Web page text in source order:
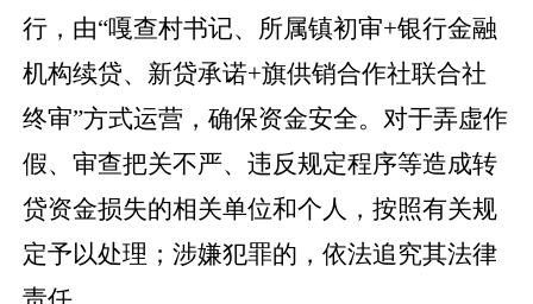
行，由“嘎查村书记、所属镇初审+银行金融
机构续贷、新贷承诺+旗供销合作社联合社
终审”方式运营，确保资金安全。对于弄虚作
假、审查把关不严、违反规定程序等造成转
贷资金损失的相关单位和个人，按照有关规
定予以处理；涉嫌犯罪的，依法追究其法律